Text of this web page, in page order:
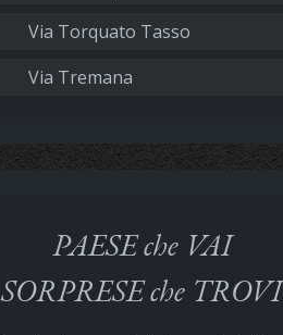
Via Torquato Tasso
Via Tremana
PAESE che VAI
SORPRESE che TROVI